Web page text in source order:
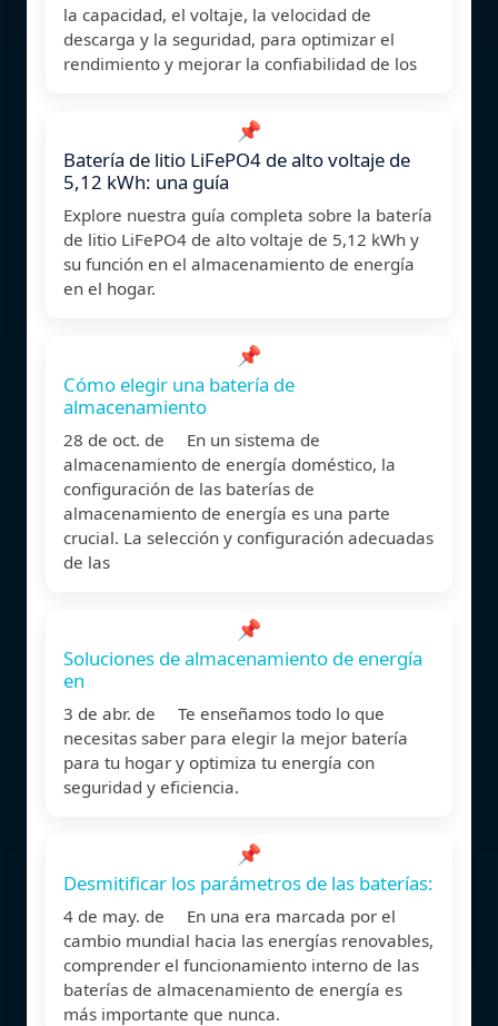
la capacidad, el voltaje, la velocidad de
descarga y la seguridad, para optimizar el
rendimiento y mejorar la confiabilidad de los
📌
Batería de litio LiFePO4 de alto voltaje de
5,12 kWh: una guía
Explore nuestra guía completa sobre la batería
de litio LiFePO4 de alto voltaje de 5,12 kWh y
su función en el almacenamiento de energía
en el hogar.
📌
Cómo elegir una batería de
almacenamiento
28 de oct. de En un sistema de
almacenamiento de energía doméstico, la
configuración de las baterías de
almacenamiento de energía es una parte
crucial. La selección y configuración adecuadas
de las
📌
Soluciones de almacenamiento de energía
en
3 de abr. de Te enseñamos todo lo que
necesitas saber para elegir la mejor batería
para tu hogar y optimiza tu energía con
seguridad y eficiencia.
📌
Desmitificar los parámetros de las baterías:
4 de may. de En una era marcada por el
cambio mundial hacia las energías renovables,
comprender el funcionamiento interno de las
baterías de almacenamiento de energía es
más importante que nunca.